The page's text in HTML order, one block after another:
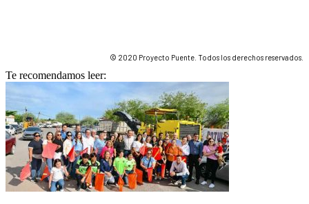
© 2020 Proyecto Puente. Todos los derechos reservados.
Te recomendamos leer: